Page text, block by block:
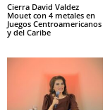
Cierra David Valdez
Mouet con 4 metales en
Juegos Centroamericanos
y del Caribe